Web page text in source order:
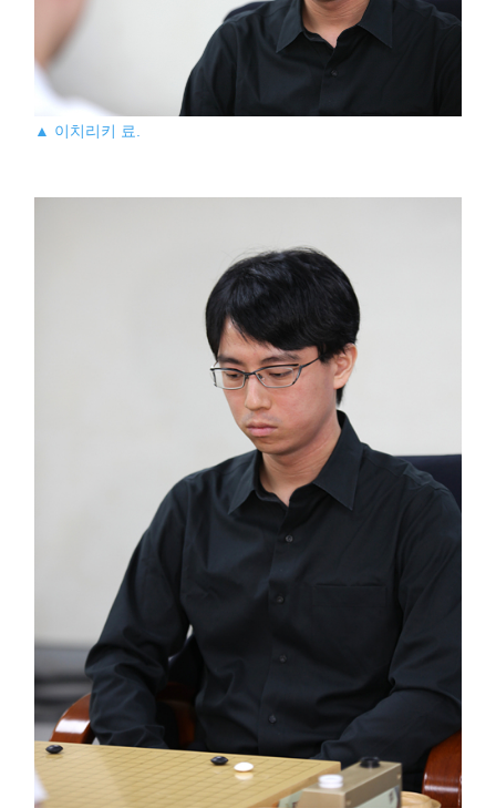
▲ 이치리키 료.